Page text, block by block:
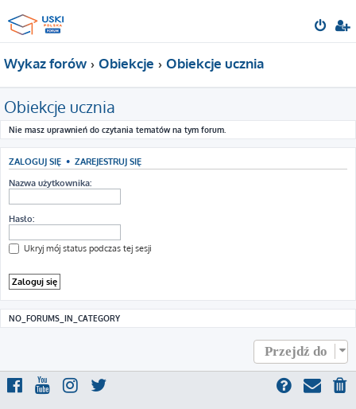
Wykaz forów Obiekcje Obiekcje ucznia
Obiekcje ucznia
Nie masz uprawnień do czytania tematów na tym forum.
ZALOGUJ SIĘ • ZAREJESTRUJ SIĘ
Nazwa użytkownika:
Hasło:
Ukryj mój status podczas tej sesji
NO_FORUMS_IN_CATEGORY
Przejdź do